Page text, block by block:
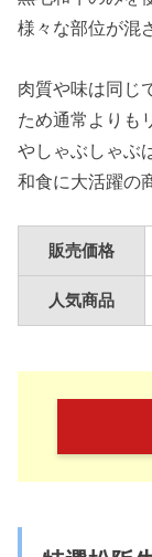
様々な部位が混
肉質や味は同じ
ため通常よりも
やしゃぶしゃぶ
和食に大活躍の
販売価格
人気商品